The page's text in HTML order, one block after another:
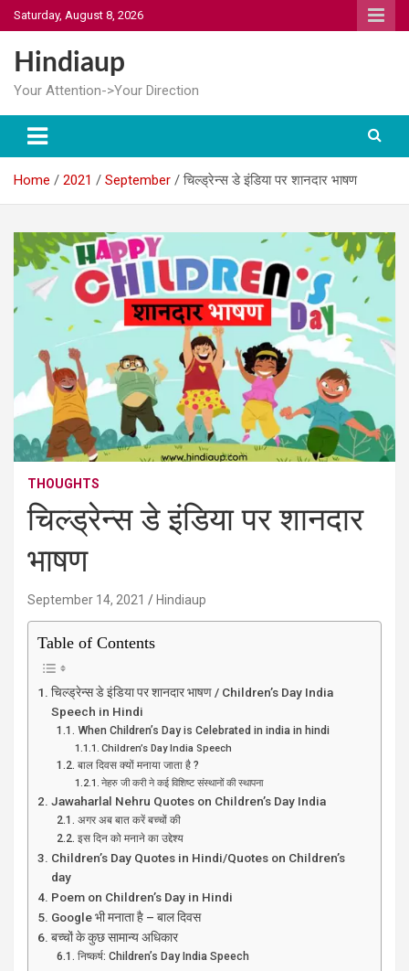
Skip
to
content
Saturday, August 8, 2026
Hindiaup
Your Attention->Your Direction
Home 2021 September चिल्ड्रेन्स डे इंडिया पर शानदार भाषण
THOUGHTS
चिल्ड्रेन्स डे इंडिया पर शानदार
भाषण
September 14, 2021 Hindiaup
Table of Contents
चिल्ड्रेन्स डे इंडिया पर शानदार भाषण / Children’s Day India
Speech in Hindi
When Children’s Day is Celebrated in india in hindi
Children’s Day India Speech
बाल दिवस क्यों मनाया जाता है ?
नेहरु जी करी ने कई विशिष्ट संस्थानों की स्थापना
Jawaharlal Nehru Quotes on Children’s Day India
अगर अब बात करें बच्चों की
इस दिन को मनाने का उद्देश्य
Children’s Day Quotes in Hindi/Quotes on Children’s
day
Poem on Children’s Day in Hindi
Google भी मनाता है – बाल दिवस
बच्चों के कुछ सामान्य अधिकार
निष्कर्ष: Children’s Day India Speech